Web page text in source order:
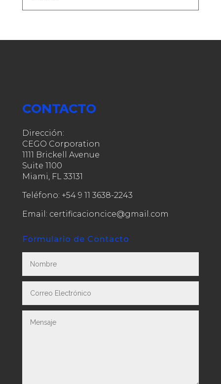
CONTACTO
Dirección:
CEGO Corporation
1111 Brickell Avenue
Suite 1100
Miami, FL 33131
Teléfono: +54 9 11 3638-2243
Email: certificacioncice@gmail.com
Formulario de Contacto